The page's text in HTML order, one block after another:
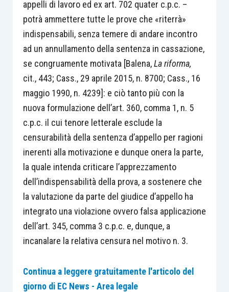
appelli di lavoro ed ex art. 702 quater c.p.c. –
potrà ammettere tutte le prove che «riterrà»
indispensabili, senza temere di andare incontro
ad un annullamento della sentenza in cassazione,
se congruamente motivata [Balena,La riforma,
cit., 443; Cass., 29 aprile 2015, n. 8700; Cass., 16
maggio 1990, n. 4239]: e ciò tanto più con la
nuova formulazione dell’art. 360, comma 1, n. 5
c.p.c. il cui tenore letterale esclude la
censurabilità della sentenza d’appello per ragioni
inerenti alla motivazione e dunque onera la parte,
la quale intenda criticare l’apprezzamento
dell’indispensabilità della prova, a sostenere che
la valutazione da parte del giudice d’appello ha
integrato una violazione ovvero falsa applicazione
dell’art. 345, comma 3 c.p.c. e, dunque, a
incanalare la relativa censura nel motivo n. 3.
Continua a leggere gratuitamente l'articolo del
giorno di EC News - Area legale